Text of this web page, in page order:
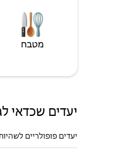
מטבח
יעדים שכדאי
יעדים פופולריים